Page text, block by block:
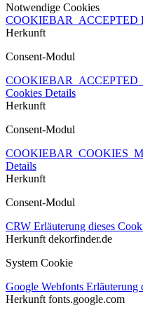
Notwendige Cookies
COOKIEBAR_ACCEPTED
Herkunft
Consent-Modul
Cookies Details
Herkunft
Consent-Modul
Details
Herkunft
Consent-Modul
CRW Erläuterung dieses
Herkunft dekorfinder.de
System Cookie
Google Webfonts Erläuterung
Herkunft fonts.google.com